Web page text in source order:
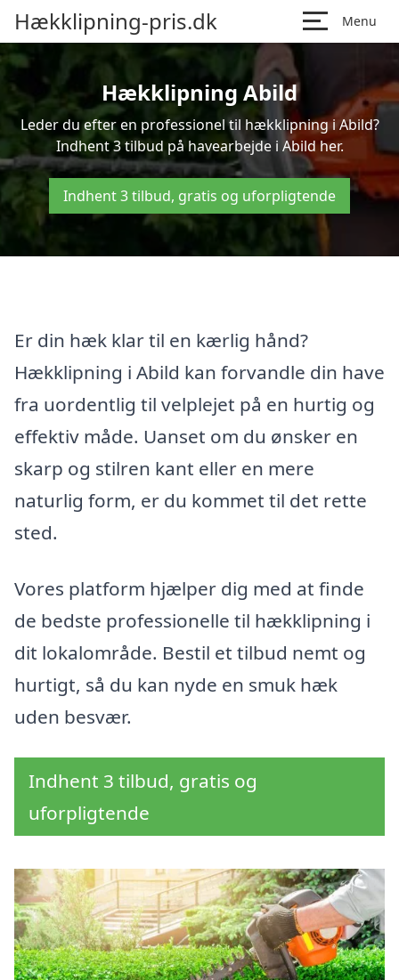
Hækklipning-pris.dk Menu
Hækklipning Abild
Leder du efter en professionel til hækklipning i Abild?
Indhent 3 tilbud på havearbejde i Abild her.
Indhent 3 tilbud, gratis og uforpligtende
Er din hæk klar til en kærlig hånd?
Hækklipning i Abild kan forvandle din have
fra uordentlig til velplejet på en hurtig og
effektiv måde. Uanset om du ønsker en
skarp og stilren kant eller en mere
naturlig form, er du kommet til det rette
sted.
Vores platform hjælper dig med at finde
de bedste professionelle til hækklipning i
dit lokalområde. Bestil et tilbud nemt og
hurtigt, så du kan nyde en smuk hæk
uden besvær.
Indhent 3 tilbud, gratis og
uforpligtende